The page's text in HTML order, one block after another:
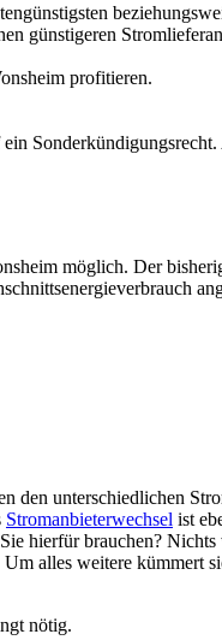
günstigeren
profitieren.
möglich. Der
den unterschiedlichen
Stromanbieterwechsel ist
hierfür brauchen?
alles weitere kümmert
nötig.